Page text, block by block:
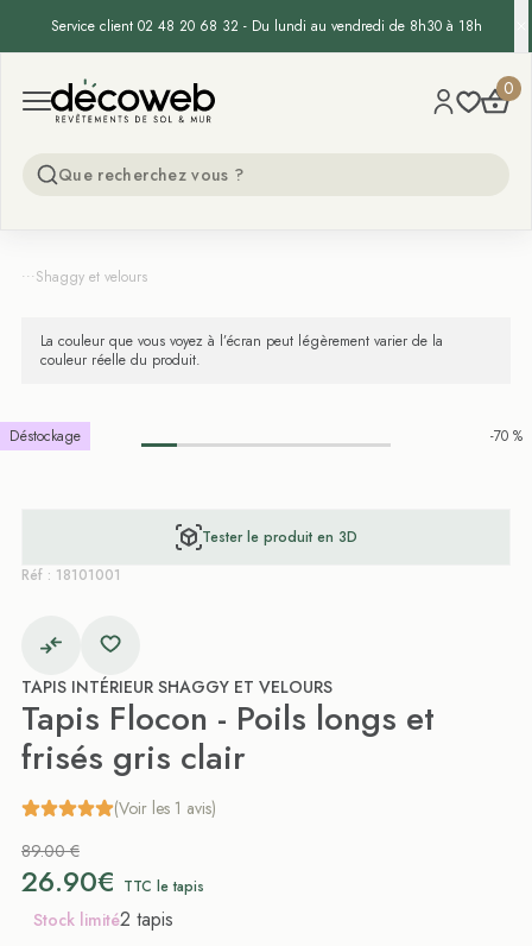
Service client 02 48 20 68 32 - Du lundi au vendredi de 8h30 à 18h
Open menu
Decoweb 0
...Shaggy et velours
La couleur que vous voyez à l’écran peut légèrement varier de la
couleur réelle du produit.
Déstockage -70 %
Tester le produit en 3D
Réf : 18101001
TAPIS INTÉRIEUR SHAGGY ET VELOURS
Tapis Flocon - Poils longs et
frisés gris clair
(Voir les 1 avis)
89.00 €
26.90€ TTC le tapis
Stock limité2 tapis